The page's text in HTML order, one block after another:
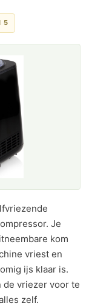
5
Je
kom
vriest en
ijs klaar is.
de vriezer voor te
zelf.